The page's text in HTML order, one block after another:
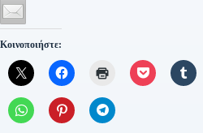
Κοινοποιήστε: